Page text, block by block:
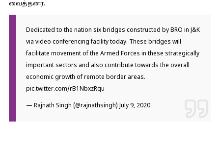
வைத்தனர்.
Dedicated to the nation six bridges constructed by BRO in J&K
via video conferencing facility today. These bridges will
facilitate movement of the Armed Forces in these strategically
important sectors and also contribute towards the overall
economic growth of remote border areas.
pic.twitter.com/rB1NbxzRqu
— Rajnath Singh (@rajnathsingh) July 9, 2020